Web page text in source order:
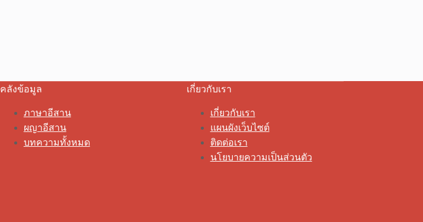
คลังข้อมูล
ภาษาอีสาน
ผญาอีสาน
บทความทั้งหมด
เกี่ยวกับเรา
เกี่ยวกับเรา
แผนผังเว็บไซต์
ติดต่อเรา
นโยบายความเป็นส่วนตัว